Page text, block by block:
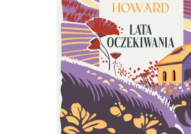
Pomoc w czytaniu
Podkreślenie linków